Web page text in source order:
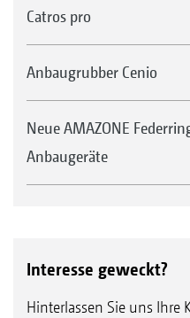
Catros pro
Anbaugrubber Cenio
Neue AMAZONE
Anbaugeräte
Interesse geweckt?
Hinterlassen Sie uns